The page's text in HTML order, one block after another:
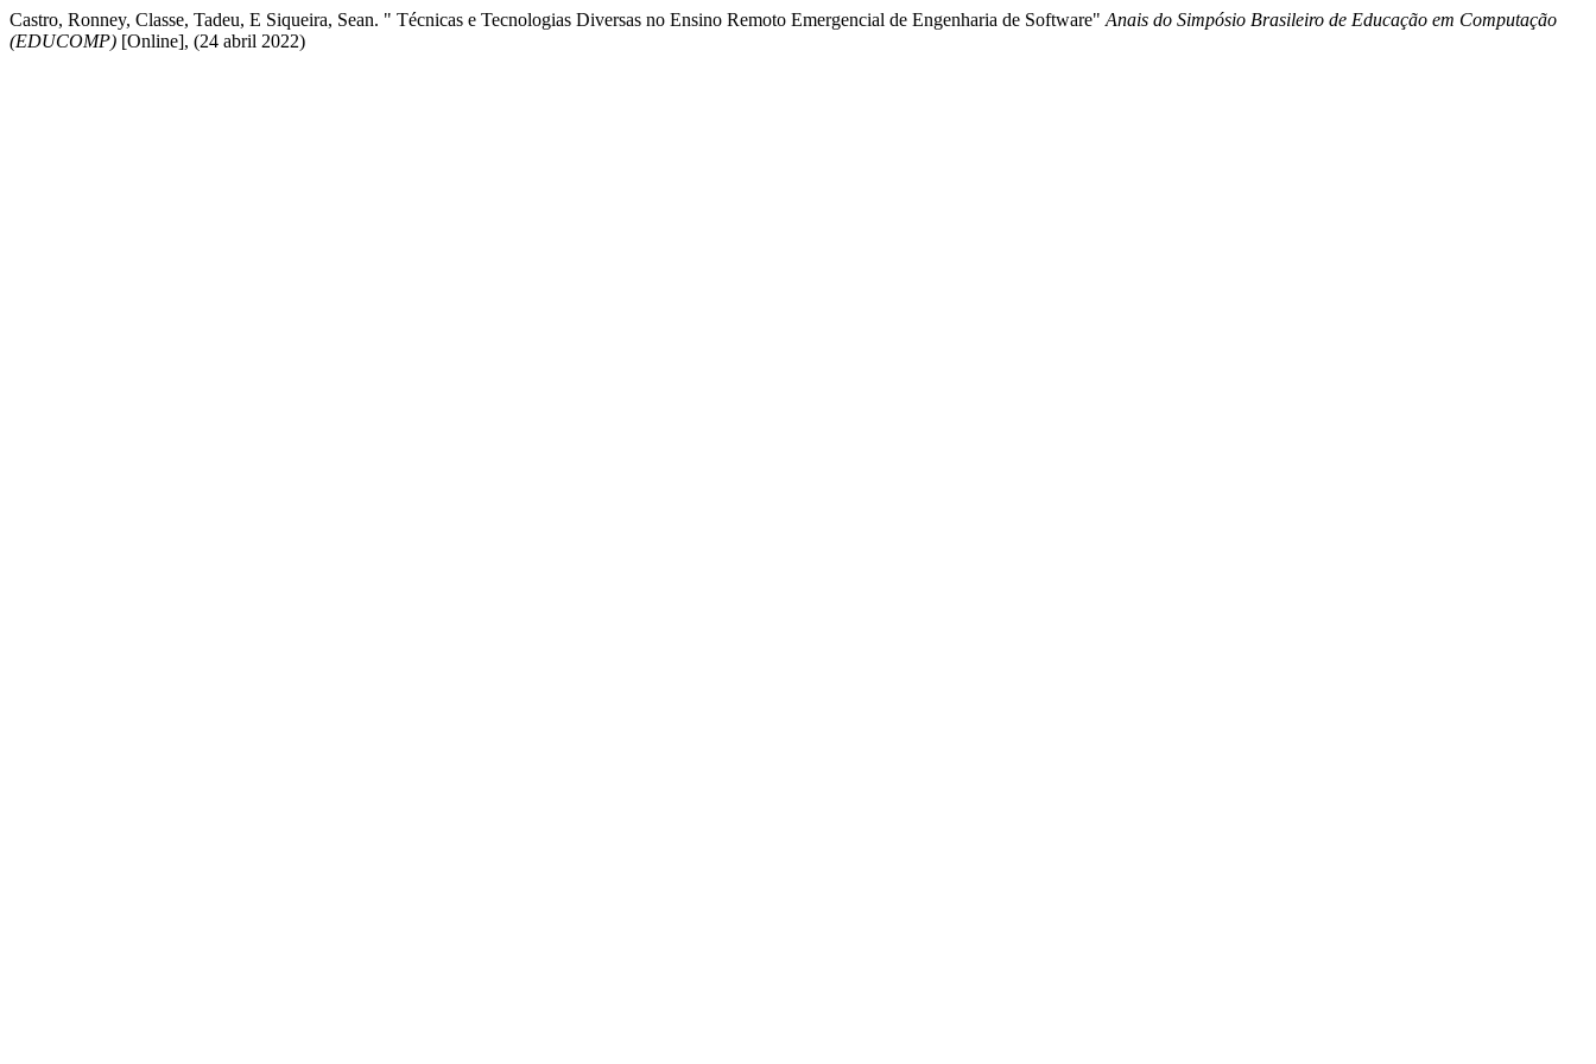
Castro, Ronney, Classe, Tadeu, E Siqueira, Sean. " Técnicas e Tecnologias Diversas no Ensino Remoto Emergencial de Engenharia de Software" Anais do Simpósio Brasileiro de Educação em Computação
(EDUCOMP) [Online], (24 abril 2022)